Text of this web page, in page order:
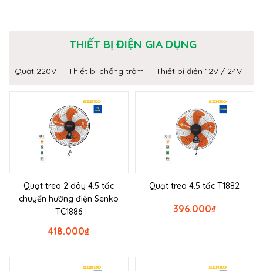
THIẾT BỊ ĐIỆN GIA DỤNG
Quạt 220V Thiết bị chống trộm Thiết bị điện 12V / 24V
Quạt treo 2 dây 4.5 tấc
chuyển hướng điện Senko
TC1886
₫
418.000
Quạt treo 4.5 tấc T1882
₫
396.000